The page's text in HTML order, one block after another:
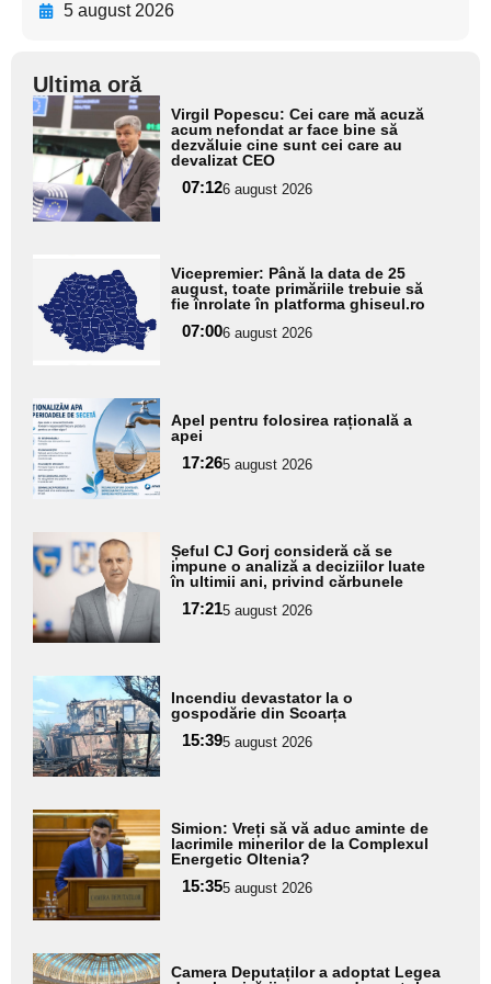
5 august 2026
Ultima oră
Adaugă
aici textul
pentru
subtitlu
Virgil Popescu: Cei care mă acuză
acum nefondat ar face bine să
dezvăluie cine sunt cei care au
devalizat CEO
07:126 august 2026
Adaugă
aici textul
pentru
subtitlu
Vicepremier: Până la data de 25
august, toate primăriile trebuie să
fie înrolate în platforma ghiseul.ro
07:006 august 2026
Adaugă
aici textul
pentru
subtitlu
Apel pentru folosirea rațională a
apei
17:265 august 2026
Adaugă
aici textul
pentru
subtitlu
Șeful CJ Gorj consideră că se
impune o analiză a deciziilor luate
în ultimii ani, privind cărbunele
17:215 august 2026
Adaugă
aici textul
pentru
subtitlu
Incendiu devastator la o
gospodărie din Scoarța
15:395 august 2026
Adaugă
aici textul
pentru
subtitlu
Simion: Vreți să vă aduc aminte de
lacrimile minerilor de la Complexul
Energetic Oltenia?
15:355 august 2026
Adaugă
Camera Deputaților a adoptat Legea